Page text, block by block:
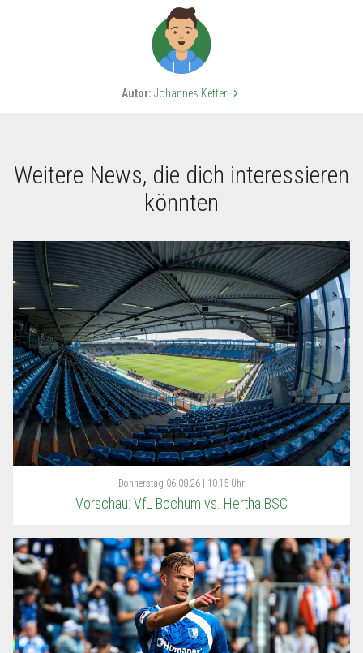
Autor: Johannes Ketterl keyboard_arrow_right
Weitere News, die dich interessieren
könnten
Donnerstag 06.08.26 | 10:15 Uhr
Vorschau: VfL Bochum vs. Hertha BSC